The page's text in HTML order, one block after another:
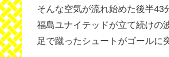
そんな空気が流れ始めた後半43
福島ユナイテッドが立て続けの
足で蹴ったシュートがゴールに